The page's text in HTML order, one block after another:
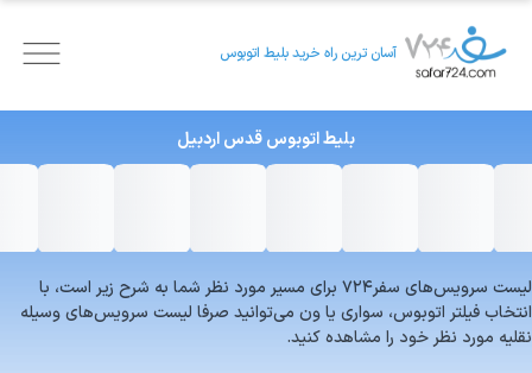
آسان ترین راه خرید بلیط اتوبوس
بلیط اتوبوسقدساردبیل
لیست سرویس‌های سفر۷۲۴ برای مسیر مورد نظر شما به شرح زیر است، با
انتخاب فیلتر اتوبوس، سواری یا ون می‌توانید صرفا لیست سرویس‌های وسیله
نقلیه مورد نظر خود را مشاهده کنید.